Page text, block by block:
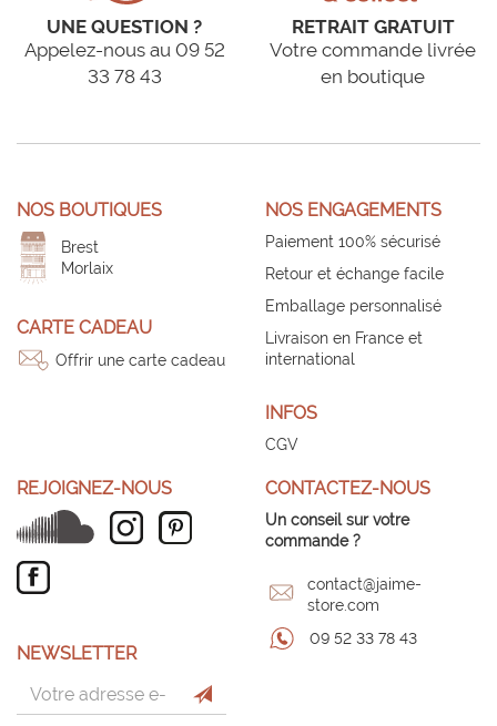
UNE QUESTION ?
Appelez-nous au 09 52
33 78 43
RETRAIT GRATUIT
Votre commande livrée
en boutique
NOS BOUTIQUES
Brest
Morlaix
CARTE CADEAU
Offrir une carte cadeau
NOS ENGAGEMENTS
Paiement 100% sécurisé
Retour et échange facile
Emballage personnalisé
Livraison en France et
international
INFOS
CGV
REJOIGNEZ-NOUS
NEWSLETTER
CONTACTEZ-NOUS
Un conseil sur votre
commande ?
contact@jaime-
store.com
09 52 33 78 43